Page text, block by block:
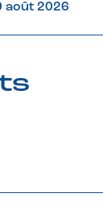
août 2026